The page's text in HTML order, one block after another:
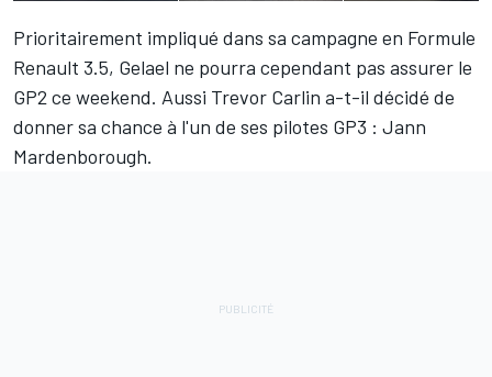
Prioritairement impliqué dans sa campagne en Formule
Renault 3.5, Gelael ne pourra cependant pas assurer le
GP2 ce weekend. Aussi Trevor Carlin a-t-il décidé de
donner sa chance à l'un de ses pilotes GP3 : Jann
Mardenborough.